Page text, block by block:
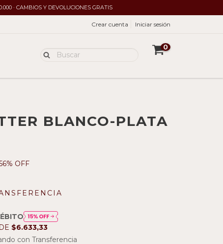
· CAMBIOS Y DEVOLUCIONES GRATIS
Crear cuenta Iniciar sesión
0
BLANCO-PLATA
% OFF
$6.633,33
con Transferencia